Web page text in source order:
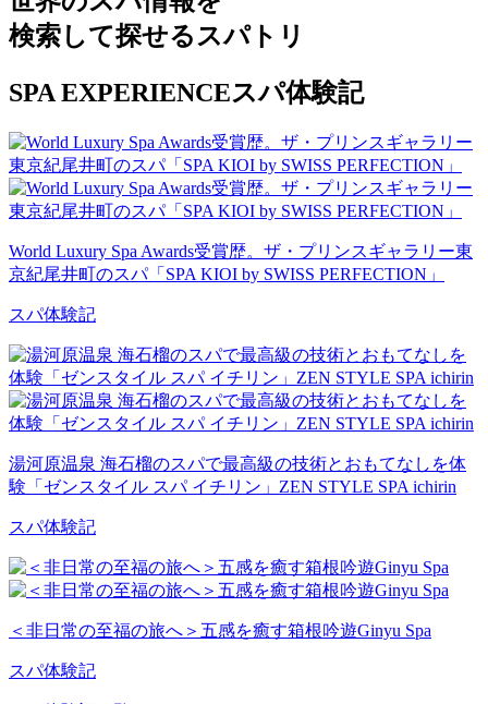
検索して探せるスパトリ
SPA EXPERIENCEスパ体験記
World Luxury Spa Awards受賞歴。ザ・プリンスギャラリー東
京紀尾井町のスパ「SPA KIOI by SWISS PERFECTION」
スパ体験記
湯河原温泉 海石榴のスパで最高級の技術とおもてなしを体
験「ゼンスタイル スパ イチリン」ZEN STYLE SPA ichirin
スパ体験記
＜非日常の至福の旅へ＞五感を癒す箱根吟遊Ginyu Spa
スパ体験記